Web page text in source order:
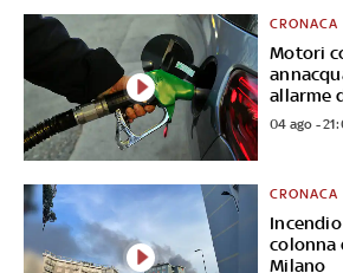
Motori
allarme
CRONACA
04 ago -
colonna
Milano
CRONACA